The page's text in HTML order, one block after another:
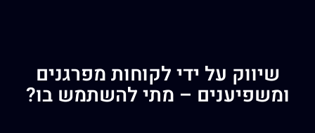
שיווק על ידי לקוחות מפרגנים
ומשפיענים – מתי להשתמש בו?